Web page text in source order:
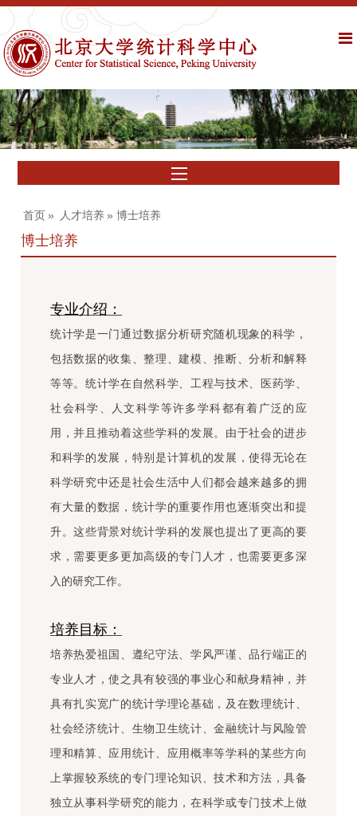
首页 » 人才培养 » 博士培养
博士培养
专业介绍：
统计学是一门通过数据分析研究随机现象的科学，
包括数据的收集、整理、建模、推断、分析和解释
等等。统计学在自然科学、工程与技术、医药学、
社会科学、人文科学等许多学科都有着广泛的应
用，并且推动着这些学科的发展。由于社会的进步
和科学的发展，特别是计算机的发展，使得无论在
科学研究中还是社会生活中人们都会越来越多的拥
有大量的数据，统计学的重要作用也逐渐突出和提
升。这些背景对统计学科的发展也提出了更高的要
求，需要更多更加高级的专门人才，也需要更多深
入的研究工作。
培养目标：
培养热爱祖国、遵纪守法、学风严谨、品行端正的
专业人才，使之具有较强的事业心和献身精神，并
具有扎实宽广的统计学理论基础，及在数理统计、
社会经济统计、生物卫生统计、金融统计与风险管
理和精算、应用统计、应用概率等学科的某些方向
上掌握较系统的专门理论知识、技术和方法，具备
独立从事科学研究的能力，在科学或专门技术上做